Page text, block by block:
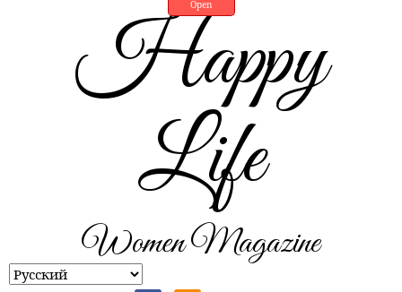
Open
Happy
Life
Women Magazine